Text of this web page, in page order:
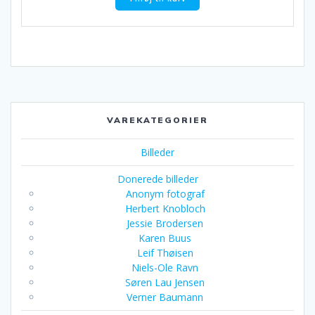
VAREKATEGORIER
Billeder
Donerede billeder
Anonym fotograf
Herbert Knobloch
Jessie Brodersen
Karen Buus
Leif Thøisen
Niels-Ole Ravn
Søren Lau Jensen
Verner Baumann